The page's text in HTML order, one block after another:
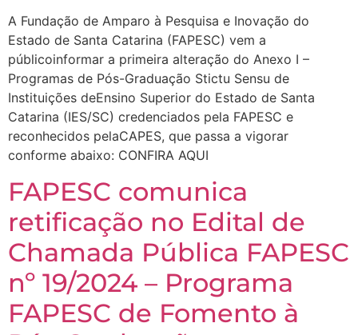
A Fundação de Amparo à Pesquisa e Inovação do
Estado de Santa Catarina (FAPESC) vem a
públicoinformar a primeira alteração do Anexo I –
Programas de Pós-Graduação Stictu Sensu de
Instituições deEnsino Superior do Estado de Santa
Catarina (IES/SC) credenciados pela FAPESC e
reconhecidos pelaCAPES, que passa a vigorar
conforme abaixo: CONFIRA AQUI
FAPESC comunica
retificação no Edital de
Chamada Pública FAPESC
nº 19/2024 – Programa
FAPESC de Fomento à